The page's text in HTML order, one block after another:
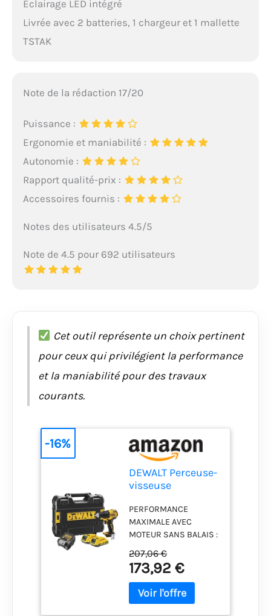
Éclairage LED intégré
Livrée avec 2 batteries, 1 chargeur et 1 mallette
TSTAK
Note de la rédaction 17/20
Puissance :
Ergonomie et maniabilité :
Autonomie :
Rapport qualité-prix :
Accessoires fournis :
Notes des utilisateurs 4.5/5
Note de 4.5 pour 692 utilisateurs
Cet outil représente un choix pertinent
pour ceux qui privilégient la performance
et la maniabilité pour des travaux
courants.
DEWALT Perceuse-
visseuse
avec 2 batteries
de 2,0 Ah,
DCD708D2T-QW
PERFORMANCE
MAXIMALE AVEC
MOTEUR SANS BALAIS :
avancé offre une
puissance
exceptionnelle,
prolonge la durée de
207,06 €
173,92 €
-16%